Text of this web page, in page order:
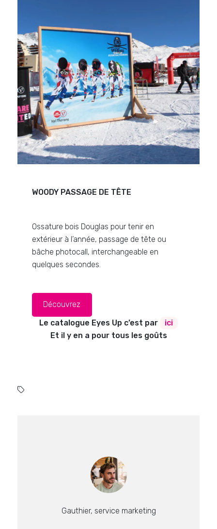
WOODY PASSAGE DE TÊTE
Ossature bois Douglas pour tenir en
extérieur à l’année, passage de tête ou
bâche photocall, interchangeable en
quelques secondes.
Découvrez
Le catalogue Eyes Up c’est par
ici
Et il y en a pour tous les goûts
Gauthier, service marketing